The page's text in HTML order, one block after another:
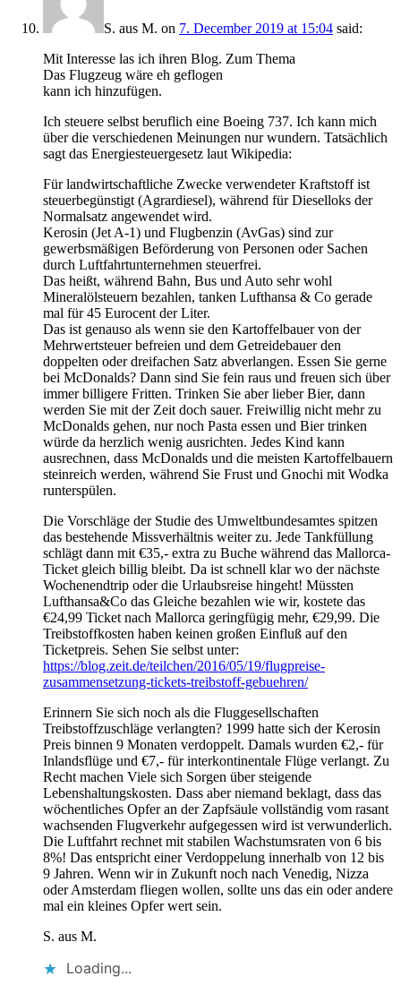
S. aus M. on 7. December 2019 at 15:04 said:
Mit Interesse las ich ihren Blog. Zum Thema
Das Flugzeug wäre eh geflogen
kann ich hinzufügen.
Ich steuere selbst beruflich eine Boeing 737. Ich kann mich
über die verschiedenen Meinungen nur wundern. Tatsächlich
sagt das Energiesteuergesetz laut Wikipedia:
Für landwirtschaftliche Zwecke verwendeter Kraftstoff ist
steuerbegünstigt (Agrardiesel), während für Dieselloks der
Normalsatz angewendet wird.
Kerosin (Jet A-1) und Flugbenzin (AvGas) sind zur
gewerbsmäßigen Beförderung von Personen oder Sachen
durch Luftfahrtunternehmen steuerfrei.
Das heißt, während Bahn, Bus und Auto sehr wohl
Mineralölsteuern bezahlen, tanken Lufthansa & Co gerade
mal für 45 Eurocent der Liter.
Das ist genauso als wenn sie den Kartoffelbauer von der
Mehrwertsteuer befreien und dem Getreidebauer den
doppelten oder dreifachen Satz abverlangen. Essen Sie gerne
bei McDonalds? Dann sind Sie fein raus und freuen sich über
immer billigere Fritten. Trinken Sie aber lieber Bier, dann
werden Sie mit der Zeit doch sauer. Freiwillig nicht mehr zu
McDonalds gehen, nur noch Pasta essen und Bier trinken
würde da herzlich wenig ausrichten. Jedes Kind kann
ausrechnen, dass McDonalds und die meisten Kartoffelbauern
steinreich werden, während Sie Frust und Gnochi mit Wodka
runterspülen.
Die Vorschläge der Studie des Umweltbundesamtes spitzen
das bestehende Missverhältnis weiter zu. Jede Tankfüllung
schlägt dann mit €35,- extra zu Buche während das Mallorca-
Ticket gleich billig bleibt. Da ist schnell klar wo der nächste
Wochenendtrip oder die Urlaubsreise hingeht! Müssten
Lufthansa&Co das Gleiche bezahlen wie wir, kostete das
€24,99 Ticket nach Mallorca geringfügig mehr, €29,99. Die
Treibstoffkosten haben keinen großen Einfluß auf den
Ticketpreis. Sehen Sie selbst unter:
https://blog.zeit.de/teilchen/2016/05/19/flugpreise-
zusammensetzung-tickets-treibstoff-gebuehren/
Erinnern Sie sich noch als die Fluggesellschaften
Treibstoffzuschläge verlangten? 1999 hatte sich der Kerosin
Preis binnen 9 Monaten verdoppelt. Damals wurden €2,- für
Inlandsflüge und €7,- für interkontinentale Flüge verlangt. Zu
Recht machen Viele sich Sorgen über steigende
Lebenshaltungskosten. Dass aber niemand beklagt, dass das
wöchentliches Opfer an der Zapfsäule vollständig vom rasant
wachsenden Flugverkehr aufgegessen wird ist verwunderlich.
Die Luftfahrt rechnet mit stabilen Wachstumsraten von 6 bis
8%! Das entspricht einer Verdoppelung innerhalb von 12 bis
9 Jahren. Wenn wir in Zukunft noch nach Venedig, Nizza
oder Amsterdam fliegen wollen, sollte uns das ein oder andere
mal ein kleines Opfer wert sein.
S. aus M.
Loading...